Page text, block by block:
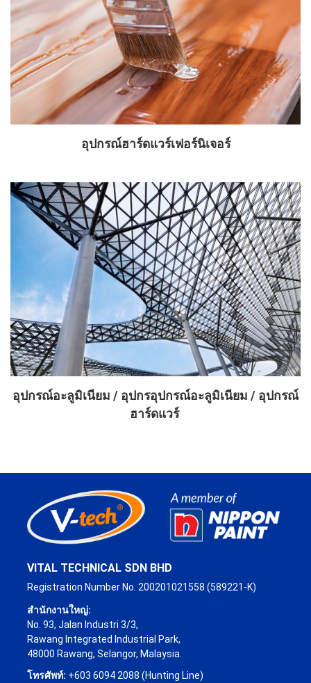
อุปกรณ์ฮาร์ดแวร์เฟอร์นิเจอร์
อุปกรณ์อะลูมิเนียม / อุปกรอุปกรณ์อะลูมิเนียม / อุปกรณ์
ฮาร์ดแวร์
VITAL TECHNICAL SDN BHD
Registration Number No. 200201021558 (589221-K)
สำนักงานใหญ่:
No. 93, Jalan Industri 3/3,
Rawang Integrated Industrial Park,
48000 Rawang, Selangor, Malaysia.
โทรศัพท์: +603 6094 2088 (Hunting Line)